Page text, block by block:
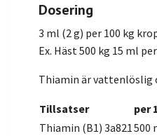
Dosering
3 ml (2 g) per 100 kg
Ex. Häst 500 kg 15 ml
Thiamin är vattenlöslig
Tillsatser per
Thiamin (B1) 3a821500